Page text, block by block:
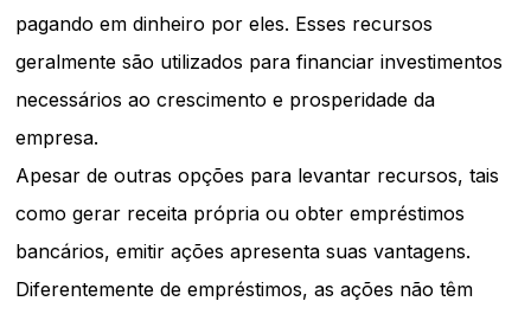
pagando em dinheiro por eles. Esses recursos
geralmente são utilizados para financiar investimentos
necessários ao crescimento e prosperidade da
empresa.
Apesar de outras opções para levantar recursos, tais
como gerar receita própria ou obter empréstimos
bancários, emitir ações apresenta suas vantagens.
Diferentemente de empréstimos, as ações não têm